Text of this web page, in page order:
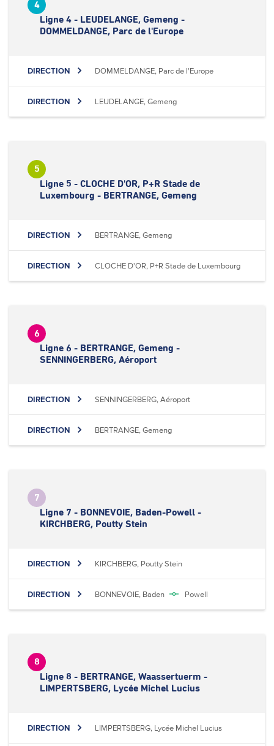
4
Ligne 4 - LEUDELANGE, Gemeng -
DOMMELDANGE, Parc de l'Europe
DIRECTION DOMMELDANGE, Parc de l'Europe
DIRECTION LEUDELANGE, Gemeng
5
Ligne 5 - CLOCHE D'OR, P+R Stade de
Luxembourg - BERTRANGE, Gemeng
DIRECTION BERTRANGE, Gemeng
DIRECTION CLOCHE D'OR, P+R Stade de Luxembourg
6
Ligne 6 - BERTRANGE, Gemeng -
SENNINGERBERG, Aéroport
DIRECTION SENNINGERBERG, Aéroport
DIRECTION BERTRANGE, Gemeng
7
Ligne 7 - BONNEVOIE, Baden-Powell -
KIRCHBERG, Poutty Stein
DIRECTION KIRCHBERG, Poutty Stein
DIRECTION BONNEVOIE, Baden Powell
8
Ligne 8 - BERTRANGE, Waassertuerm -
LIMPERTSBERG, Lycée Michel Lucius
DIRECTION LIMPERTSBERG, Lycée Michel Lucius